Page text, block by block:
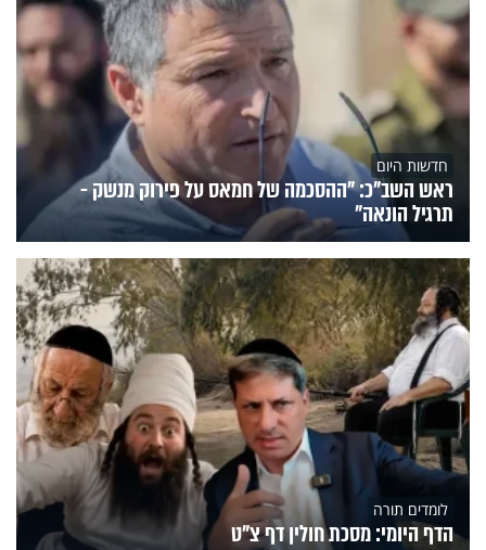
חדשות היום
ראש השב"כ: "ההסכמה של חמאס על פירוק מנשק -
תרגיל הונאה"
לומדים תורה
הדף היומי: מסכת חולין דף צ"ט